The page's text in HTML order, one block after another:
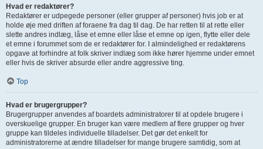
Hvad er redaktører?
Redaktører er udpegede personer (eller grupper af personer) hvis job er at
holde øje med driften af foraene fra dag til dag. De har retten til at rette eller
slette andres indlæg, låse et emne eller låse et emne op igen, flytte eller dele
et emne i forummet som de er redaktører for. I almindelighed er redaktørens
opgave at forhindre at folk skriver indlæg som ikke hører hjemme under emnet
eller hvis de skriver absurde eller andre aggressive ting.
Top
Hvad er brugergrupper?
Brugergrupper anvendes af boardets administratorer til at opdele brugere i
overskuelige grupper. En bruger kan være medlem af flere grupper og hver
gruppe kan tildeles individuelle tilladelser. Det gør det enkelt for
administratorerne at ændre tilladelser for mange brugere samtidig, som at